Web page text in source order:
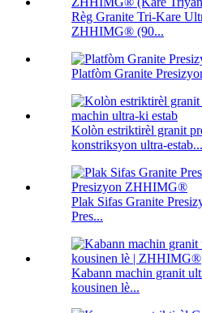
Règ Granite Tri-Kare
ZHHIMG® (90...
Platfòm Granite
Kolòn estriktirèl granit
konstriksyon ultra-estab...
Plak Sifas Granite
Pres...
Kabann machin granit
kousinen lè...